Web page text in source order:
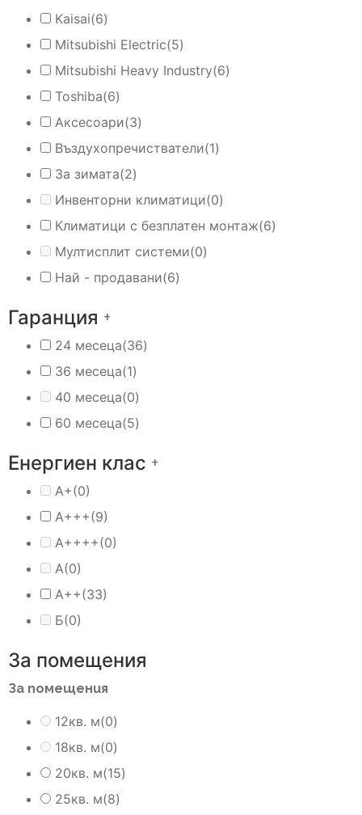
Kaisai(6)
Mitsubishi Electric(5)
Mitsubishi Heavy Industry(6)
Toshiba(6)
Аксесоари(3)
Въздухопречистватели(1)
За зимата(2)
Инвенторни климатици(0)
Климатици с безплатен монтаж(6)
Мултисплит системи(0)
Най - продавани(6)
Гаранция +
24 месеца(36)
36 месеца(1)
40 месеца(0)
60 месеца(5)
Енергиен клас +
A+(0)
A+++(9)
A++++(0)
А(0)
А++(33)
Б(0)
За помещения
За помещения
12кв. м(0)
18кв. м(0)
20кв. м(15)
25кв. м(8)